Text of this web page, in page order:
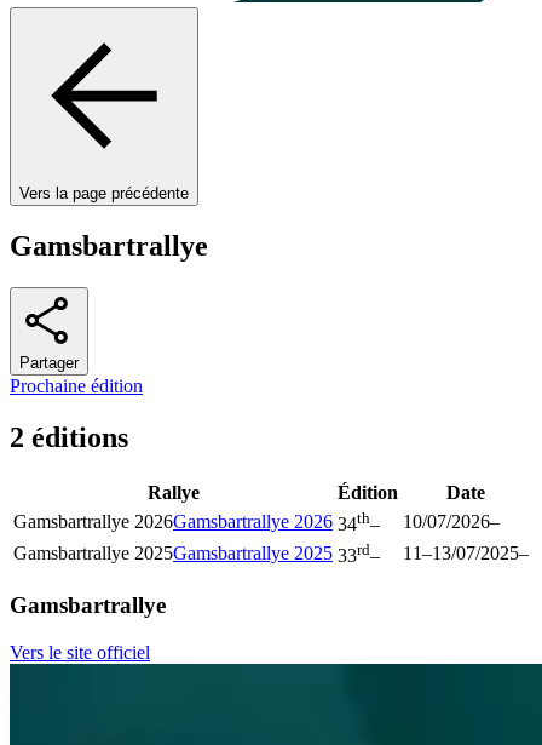
Vers la page précédente
Gamsbartrallye
Partager
Prochaine édition
2 éditions
Rallye Édition
Date
Gamsbartrallye 2026Gamsbartrallye 2026 34th– 10/07/2026–
Gamsbartrallye 2025Gamsbartrallye 2025 33rd– 11–13/07/2025–
Gamsbartrallye
Vers le site officiel